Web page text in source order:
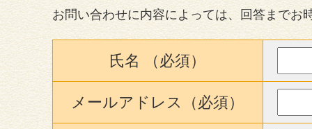
お問い合わせに内容によっては、回答までお
氏名 （必須）
メールアドレス（必須）